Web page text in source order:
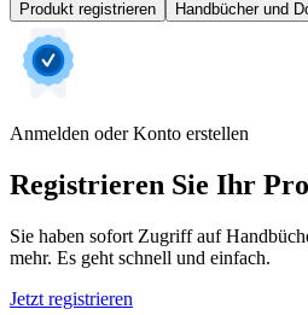
Produkt registrieren Handbücher und
Anmelden oder Konto erstellen
Registrieren Sie Ihr
Sie haben sofort Zugriff auf
mehr. Es geht schnell und einfach.
Jetzt registrieren